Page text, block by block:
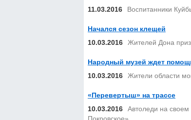
11.03.2016
Воспитанники
Начался сезон клещей
10.03.2016
Жителей Дона
Народный музей ждет
10.03.2016
Жители области
«Перевертыш» на трассе
10.03.2016
Автоледи на своем